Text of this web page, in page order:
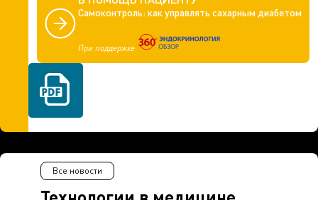
Самоконтроль: как управлять сахарным диабетом
При поддержке
Все новости